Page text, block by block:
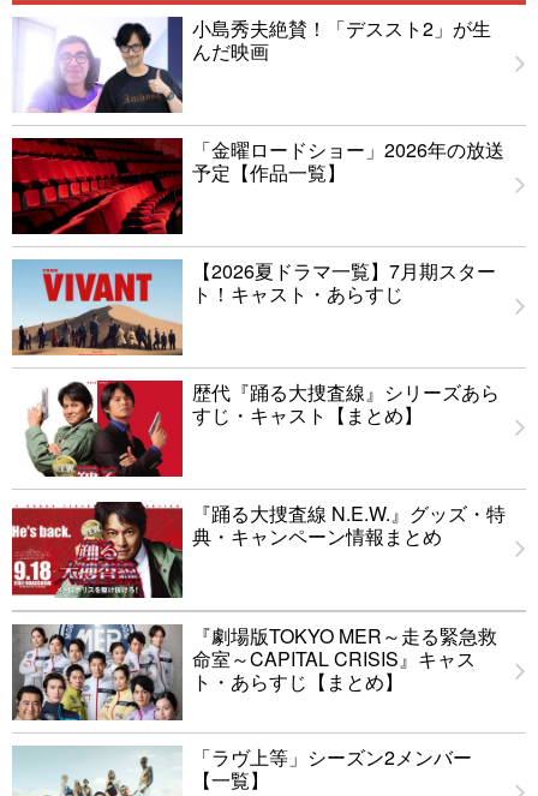
小島秀夫絶賛！「デススト2」が生
んだ映画
「金曜ロードショー」2026年の放送
予定【作品一覧】
【2026夏ドラマ一覧】7月期スター
ト！キャスト・あらすじ
歴代『踊る大捜査線』シリーズあら
すじ・キャスト【まとめ】
『踊る大捜査線 N.E.W.』グッズ・特
典・キャンペーン情報まとめ
『劇場版TOKYO MER～走る緊急救
命室～CAPITAL CRISIS』キャス
ト・あらすじ【まとめ】
「ラヴ上等」シーズン2メンバー
【一覧】